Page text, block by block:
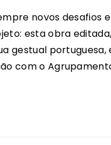
novos
esta obra
gestual
com o